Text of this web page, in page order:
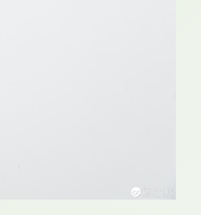
Als Fotograf 6724
Selbstaendig Als Fotograf 6726
Selbstaendig Als Fotograf
Buchreview Selbstaendig Als